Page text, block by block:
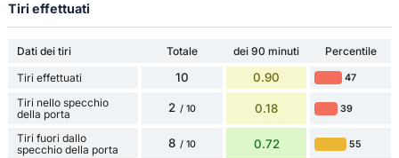
Tiri effettuati
Dati dei tiri Totale dei 90 minuti
Percentile
Tiri effettuati
10 0.90 47
Tiri nello specchio
della porta
2 / 10 0.18 39
Tiri fuori dallo
specchio della porta
8 / 10 0.72 55